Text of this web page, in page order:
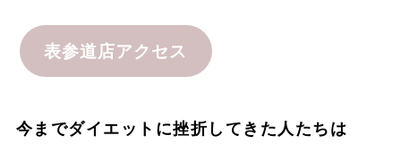
表参道店アクセス
今までダイエットに挫折してきた人たちは